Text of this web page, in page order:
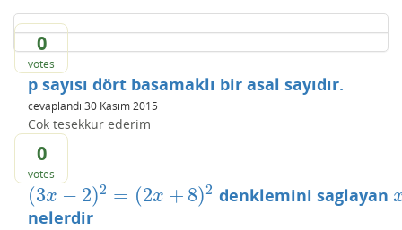
0
votes
p sayısı dört basamaklı bir asal sayıdır.
cevaplandı 30 Kasım 2015
Cok tesekkur ederim
0
votes
(3x − 2)2 = (2x + 8)2
(3x− 2)2 =(2x +8 2 denklemini saglayanx
nelerdir